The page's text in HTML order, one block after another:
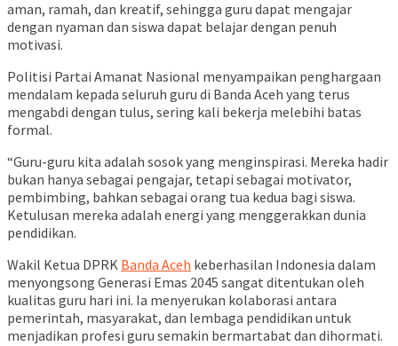
aman, ramah, dan kreatif, sehingga guru dapat mengajar
dengan nyaman dan siswa dapat belajar dengan penuh
motivasi.
Politisi Partai Amanat Nasional menyampaikan penghargaan
mendalam kepada seluruh guru di Banda Aceh yang terus
mengabdi dengan tulus, sering kali bekerja melebihi batas
formal.
“Guru-guru kita adalah sosok yang menginspirasi. Mereka hadir
bukan hanya sebagai pengajar, tetapi sebagai motivator,
pembimbing, bahkan sebagai orang tua kedua bagi siswa.
Ketulusan mereka adalah energi yang menggerakkan dunia
pendidikan.
Wakil Ketua DPRK Banda Aceh keberhasilan Indonesia dalam
menyongsong Generasi Emas 2045 sangat ditentukan oleh
kualitas guru hari ini. Ia menyerukan kolaborasi antara
pemerintah, masyarakat, dan lembaga pendidikan untuk
menjadikan profesi guru semakin bermartabat dan dihormati.